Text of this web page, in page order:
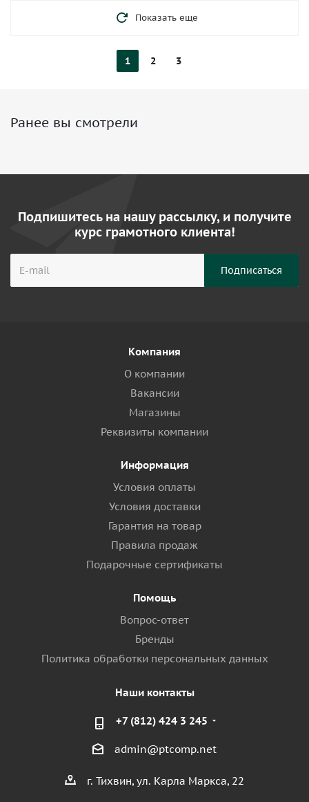
Показать еще
1 2 3
Ранее вы смотрели
Подпишитесь на нашу рассылку, и получите
курс грамотного клиента!
Компания
О компании
Вакансии
Магазины
Реквизиты компании
Информация
Условия оплаты
Условия доставки
Гарантия на товар
Правила продаж
Подарочные сертификаты
Помощь
Вопрос-ответ
Бренды
Политика обработки персональных данных
Наши контакты
+7 (812) 424 3 245
admin@ptcomp.net
г. Тихвин, ул. Карла Маркса, 22